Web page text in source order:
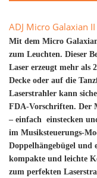
ADJ Micro Galaxian II
Mit dem Micro
zum Leuchten. Dieser
Laser erzeugt mehr als
Decke oder auf die
Laserstrahler kann
FDA-Vorschriften. Der
– einfach einstecken
im Musiksteuerungs-
Doppelhängebügel und
kompakte und leichte
zum perfekten